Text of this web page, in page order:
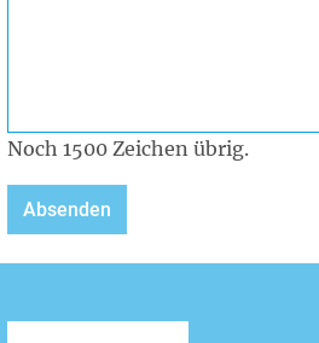
Noch 1500 Zeichen übrig.